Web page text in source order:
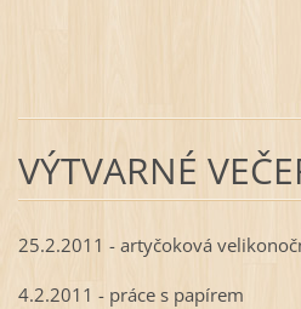
VÝTVARNÉ
25.2.2011 - artyčoková
4.2.2011 - práce s papírem